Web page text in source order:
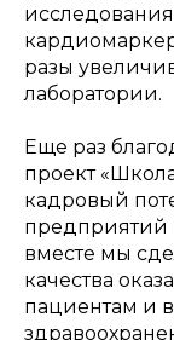
разы
лаборатории.
Еще раз
проект
кадровый
предприятий
вместе мы
качества
пациентам и